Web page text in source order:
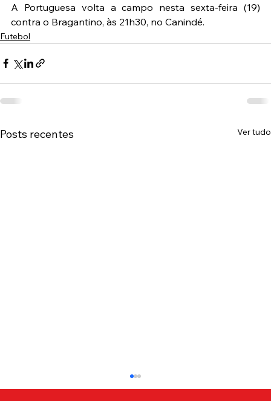
A Portuguesa volta a campo nesta sexta-feira (19)
contra o Bragantino, às 21h30, no Canindé.
Futebol
Posts recentes Ver tudo